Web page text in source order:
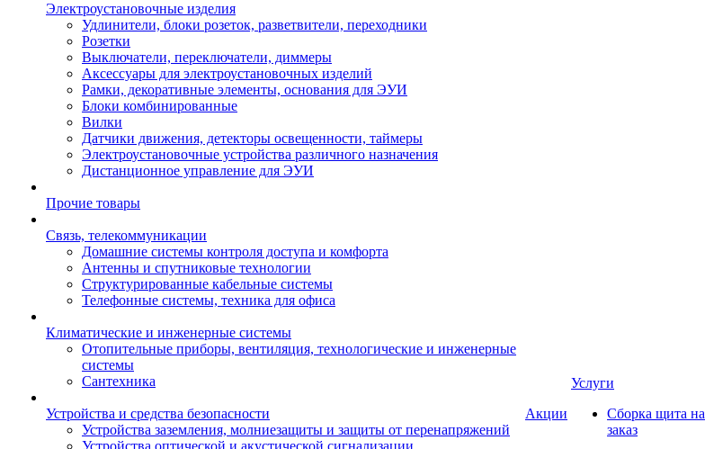
Электроустановочные изделия
Удлинители, блоки розеток, разветвители, переходники
Розетки
Выключатели, переключатели, диммеры
Аксессуары для электроустановочных изделий
Рамки, декоративные элементы, основания для ЭУИ
Блоки комбинированные
Вилки
Датчики движения, детекторы освещенности, таймеры
Электроустановочные устройства различного назначения
Дистанционное управление для ЭУИ
Прочие товары
Связь, телекоммуникации
Домашние системы контроля доступа и комфорта
Антенны и спутниковые технологии
Структурированные кабельные системы
Телефонные системы, техника для офиса
Климатические и инженерные системы
Отопительные приборы, вентиляция, технологические и инженерные
системы
Сантехника
Устройства и средства безопасности
Устройства заземления, молниезащиты и защиты от перенапряжений
Устройства оптической и акустической сигнализации
Акции
Услуги
Сборка щита на
заказ